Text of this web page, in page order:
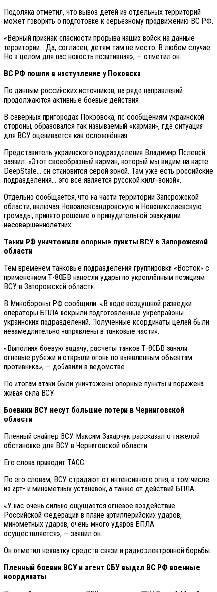
Подоляка отметил, что вывоз детей из отдельных территорий
может говорить о подготовке к серьезному продвижению ВС РФ.
«Верный признак опасности прорыва наших войск на данные
территории… Да, согласен, детям там не место. В любом случае.
Но в целом для нас новость позитивная», — отметил он.
ВС РФ пошли в наступление у Поковска
По данным российских источников, на ряде направлений
продолжаются активные боевые действия.
В северных пригородах Покровска, по сообщениям украинской
стороны, образовался так называемый «карман», где ситуация
для ВСУ оценивается как осложнённая.
Представитель украинского подразделения Владимир Полевой
заявил: «Этот своеобразный карман, который мы видим на карте
DeepState… он становится серой зоной. Там уже есть российские
подразделения… это всё является русской килл-зоной».
Отдельно сообщается, что на части территории Запорожской
области, включая Новоалександровскую и Новониколаевскую
громады, принято решение о принудительной эвакуации
несовершеннолетних.
Танки РФ уничтожили опорные пункты ВСУ в Запорожской
области
Тем временем танковые подразделения группировки «Восток» с
применением Т-80БВ нанесли удары по укреплённым позициям
ВСУ в Запорожской области.
В Минобороны РФ сообщили: «В ходе воздушной разведки
операторы БПЛА вскрыли подготовленные укрепрайоны
украинских подразделений. Полученные координаты целей были
незамедлительно направлены в танковые части».
«Выполняя боевую задачу, расчеты танков Т-80БВ заняли
огневые рубежи и открыли огонь по выявленным объектам
противника», — добавили в ведомстве.
По итогам атаки были уничтожены опорные пункты и поражена
живая сила ВСУ.
Боевики ВСУ несут большие потери в Черниговской
области
Пленный снайпер ВСУ Максим Захарчук рассказал о тяжелой
обстановке для ВСУ в Черниговской области.
Его слова приводит ТАСС.
По его словам, ВСУ страдают от интенсивного огня, в том числе
из арт- и минометных установок, а также от действий БПЛА.
«У нас очень сильно ощущается огневое воздействие
Российской Федерации в плане артиллерийских ударов,
минометных ударов, очень много ударов БПЛА
осуществляется», — заявил он.
Он отметил нехватку средств связи и радиоэлектронной борьбы.
Пленный боевик ВСУ и агент СБУ выдал ВС РФ военные
координаты